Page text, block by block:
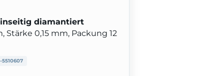
diamantiert
Stärke 0,15 mm, Packung 12
5510607